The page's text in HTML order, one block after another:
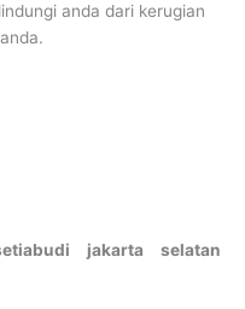
anda dari kerugian
jakarta selatan